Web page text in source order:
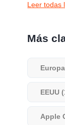
Leer todas
Más
EEUU
Apple